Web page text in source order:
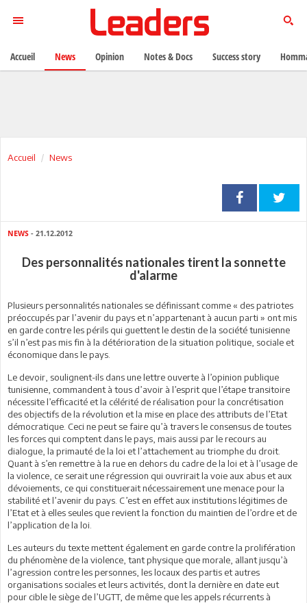
Accueil News
NEWS - 21.12.2012
Des personnalités nationales tirent la sonnette
d'alarme
Plusieurs personnalités nationales se définissant comme « des patriotes
préoccupés par l’avenir du pays et n’appartenant à aucun parti » ont mis
en garde contre les périls qui guettent le destin de la société tunisienne
s’il n’est pas mis fin à la détérioration de la situation politique, sociale et
économique dans le pays.
Le devoir, soulignent-ils dans une lettre ouverte à l’opinion publique
tunisienne, commandent à tous d’avoir à l’esprit que l’étape transitoire
nécessite l’efficacité et la célérité de réalisation pour la concrétisation
des objectifs de la révolution et la mise en place des attributs de l’Etat
démocratique. Ceci ne peut se faire qu’à travers le consensus de toutes
les forces qui comptent dans le pays, mais aussi par le recours au
dialogue, la primauté de la loi et l’attachement au triomphe du droit.
Quant à s’en remettre à la rue en dehors du cadre de la loi et à l’usage de
la violence, ce serait une régression qui ouvrirait la voie aux abus et aux
dévoiements, ce qui constituerait nécessairement une menace pour la
stabilité et l’avenir du pays. C’est en effet aux institutions légitimes de
l’Etat et à elles seules que revient la fonction du maintien de l’ordre et de
l’application de la loi.
Les auteurs du texte mettent également en garde contre la prolifération
du phénomène de la violence, tant physique que morale, allant jusqu’à
l’agression contre les personnes, les locaux des partis et autres
organisations sociales et leurs activités, dont la dernière en date eut
pour cible le siège de l’UGTT, de même que les appels récurrents à
Accueil News Opinion Notes & Docs Success story